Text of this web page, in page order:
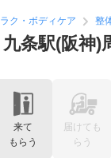
ク・ボディケア 整
九条駅(阪神
来て
もらう
届けても
らう